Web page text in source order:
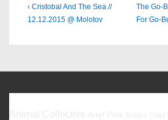
Beitragsnavigation
Previous
Post
‹ Cristobal And The Sea //
12.12.2015 @ Molotov
Next
Post
The Go-
For Go-